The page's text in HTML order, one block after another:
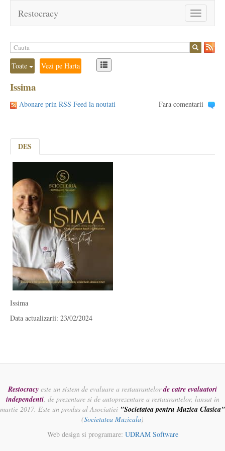
Toggle
navigation
Restocracy
Toate Vezi pe Harta
Issima
Abonare prin RSS Feed la noutati Fara comentarii
DES
Issima
Data actualizarii: 23/02/2024
Restocracy este un sistem de evaluare a restaurantelorde catre evaluatori
independenti, de prezentare si de autoprezentare a restaurantelor, lansat in
martie 2017. Este un produs al Asociatiei "Societatea pentru Muzica Clasica"
(Societatea Muzicala)
Web design si programare: UDRAM Software